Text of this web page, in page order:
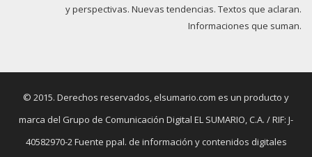
y perspectivas. Nuevas tendencias. Textos que aclaran.
Informaciones que suman.
© 2015. Derechos reservados, elsumario.com es un producto y
marca del Grupo de Comunicación Digital EL SUMARIO, C.A. / RIF: J-
40582970-2 Fuente ppal. de información y contenidos digitales